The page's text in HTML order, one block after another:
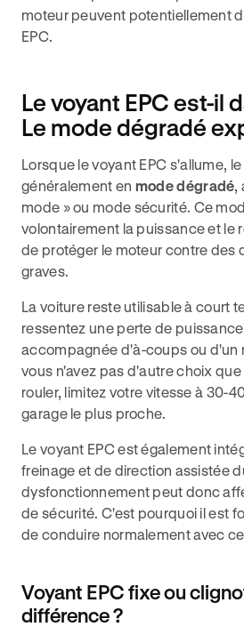
moteur peuvent potentiellement
EPC.
Le voyant EPC est-il
Le mode dégradé
Lorsque le voyant EPC s'allume,
généralement en mode dégradé,
mode » ou mode sécurité. Ce
volontairement la puissance et le
de protéger le moteur contre des
graves.
La voiture reste utilisable à court
ressentez une perte de
accompagnée d'à-coups ou d'un
vous n'avez pas d'autre choix
rouler, limitez votre vitesse à 30-
garage le plus proche.
Le voyant EPC est également
freinage et de direction assistée
dysfonctionnement peut donc
de sécurité. C'est pourquoi il est
de conduire normalement avec
Voyant EPC fixe ou
différence ?